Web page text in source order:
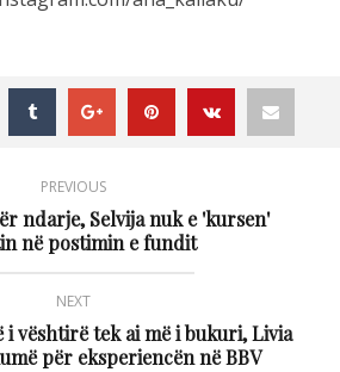
PREVIOUS
ndarje, Selvija nuk e 'kursen'
në postimin e fundit
NEXT
i vështirë tek ai më i bukuri, Livia
për eksperiencën në BBV